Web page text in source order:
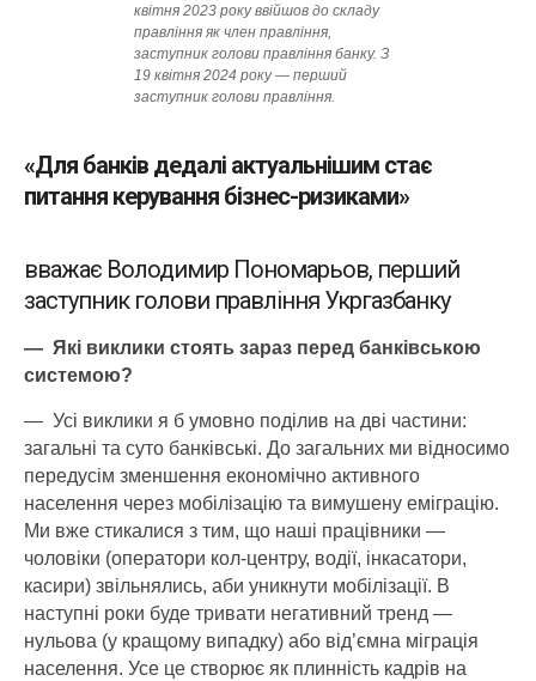
квітня 2023 року ввійшов до складу
правління як член правління,
заступник голови правління банку. З
19 квітня 2024 року — перший
заступник голови правління.
«Для банків дедалі актуальнішим стає
питання керування бізнес-ризиками»
вважає Володимир Пономарьов, перший
заступник голови правління Укргазбанку
— Які виклики стоять зараз перед банківською
системою?
— Усі виклики я б умовно поділив на дві частини:
загальні та суто банківські. До загальних ми відносимо
передусім зменшення економічно активного
населення через мобілізацію та вимушену еміграцію.
Ми вже стикалися з тим, що наші працівники —
чоловіки (оператори кол-центру, водії, інкасатори,
касири) звільнялись, аби уникнути мобілізації. В
наступні роки буде тривати негативний тренд —
нульова (у кращому випадку) або від’ємна міграція
населення. Усе це створює як плинність кадрів на